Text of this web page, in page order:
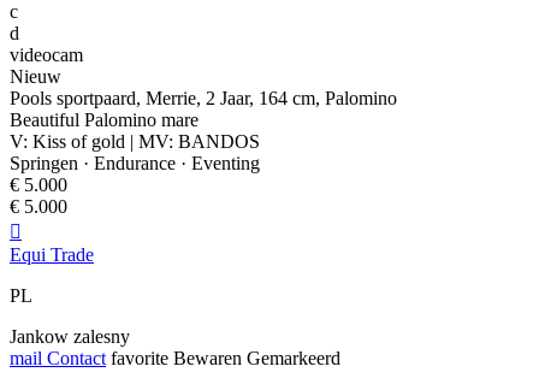
c
d
videocam
Nieuw
Pools sportpaard, Merrie, 2 Jaar, 164 cm, Palomino
Beautiful Palomino mare
V: Kiss of gold | MV: BANDOS
Springen · Endurance · Eventing
€ 5.000
€ 5.000

Equi Trade
PL
Jankow zalesny
mail Contact favorite Bewaren Gemarkeerd